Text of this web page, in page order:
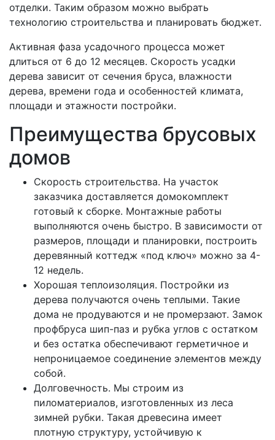
отделки. Таким образом можно выбрать
технологию строительства и планировать бюджет.
Активная фаза усадочного процесса может
длиться от 6 до 12 месяцев. Скорость усадки
дерева зависит от сечения бруса, влажности
дерева, времени года и особенностей климата,
площади и этажности постройки.
Преимущества брусовых
домов
Скорость строительства. На участок
заказчика доставляется домокомплект
готовый к сборке. Монтажные работы
выполняются очень быстро. В зависимости от
размеров, площади и планировки, построить
деревянный коттедж «под ключ» можно за 4-
12 недель.
Хорошая теплоизоляция. Постройки из
дерева получаются очень теплыми. Такие
дома не продуваются и не промерзают. Замок
профбруса шип-паз и рубка углов с остатком
и без остатка обеспечивают герметичное и
непроницаемое соединение элементов между
собой.
Долговечность. Мы строим из
пиломатериалов, изготовленных из леса
зимней рубки. Такая древесина имеет
плотную структуру, устойчивую к